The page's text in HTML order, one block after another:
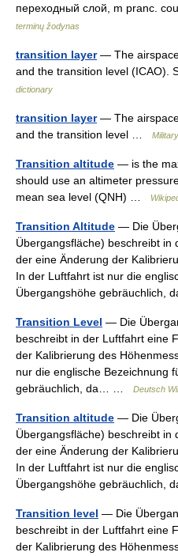
переходный слой, m pranc.
terminų žodynas
transition layer— The airspace
and the transition level
dictionary
transition layer— The airspace
and the transition level …
Transition altitude — is the
should use an altimeter
mean sea level (QNH) …
Transition Altitude — Die
Übergangsfläche) beschreibt
der eine Änderung der
In der Luftfahrt ist nur die
Übergangshöhe
Transition Level — Die
beschreibt in der Luftfahrt eine
der Kalibrierung des
nur die englische Bezeichnung
gebräuchlich, da… …
Deutsch
Transition altitude — Die
Übergangsfläche) beschreibt
der eine Änderung der
In der Luftfahrt ist nur die
Übergangshöhe
Transition level — Die
beschreibt in der Luftfahrt eine
der Kalibrierung des